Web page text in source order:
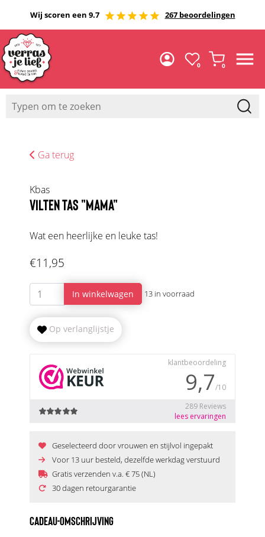
Wij scoren een 9.7 267 beoordelingen
0 0
Ga terug
Kbas
VILTEN TAS "MAMA"
Wat een heerlijke en leuke tas!
€11,95
In winkelwagen 13 in voorraad
Op verlanglijstje
Geselecteerd door vrouwen en stijlvol ingepakt
Voor 13 uur besteld, dezelfde werkdag verstuurd
Gratis verzenden v.a. € 75 (NL)
30 dagen retourgarantie
CADEAU-OMSCHRIJVING